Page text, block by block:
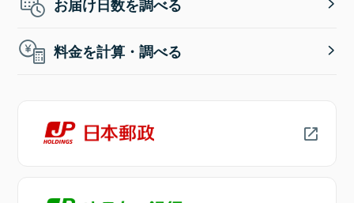
お届け日数を調べる
料金を計算・調べる